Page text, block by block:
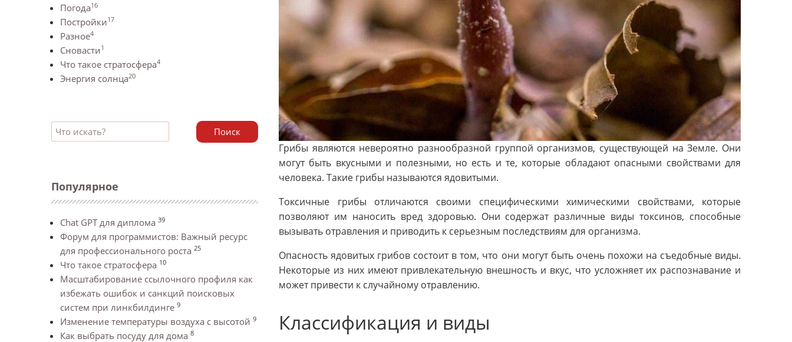
Погода16
Постройки17
Разное4
Сновасти1
Что такое стратосфера4
Энергия солнца20
Поиск
Популярное
Chat GPT для диплома 39
Форум для программистов: Важный ресурс
для профессионального роста 25
Что такое стратосфера 10
Масштабирование ссылочного профиля как
избежать ошибок и санкций поисковых
систем при линкбилдинге 9
Изменение температуры воздуха с высотой 9
Как выбрать посуду для дома 8
Грибы являются невероятно разнообразной группой организмов, существующей на Земле. Они
могут быть вкусными и полезными, но есть и те, которые обладают опасными свойствами для
человека. Такие грибы называются ядовитыми.
Токсичные грибы отличаются своими специфическими химическими свойствами, которые
позволяют им наносить вред здоровью. Они содержат различные виды токсинов, способные
вызывать отравления и приводить к серьезным последствиям для организма.
Опасность ядовитых грибов состоит в том, что они могут быть очень похожи на съедобные виды.
Некоторые из них имеют привлекательную внешность и вкус, что усложняет их распознавание и
может привести к случайному отравлению.
Классификация и виды